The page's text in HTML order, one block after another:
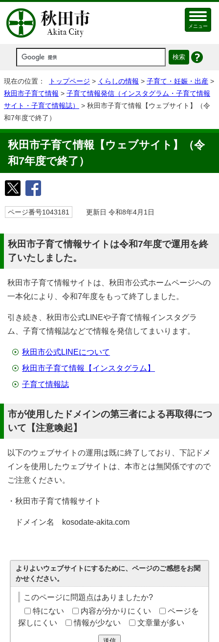
メニュー
現在の位置： トップページ > くらしの情報 > 子育て・妊娠・出産 >
秋田市子育て情報 > 子育て情報発信（インスタグラム・子育て情報
サイト・子育て情報誌）
> 秋田市子育て情報【ウェブサイト】（令
和7年度で終了）
秋田市子育て情報【ウェブサイト】（令
和7年度で終了）
ページ番号1043181 更新日 令和8年4月1日
秋田市子育て情報サイトは令和7年度で運用を終
了いたしました。
秋田市子育て情報サイトは、秋田市公式ホームページへの
一本化により、令和7年度をもって終了しました。
引き続き、秋田市公式LINEや子育て情報インスタグラ
ム、子育て情報誌などで情報を発信してまいります。
秋田市公式LINEについて
秋田市子育て情報【インスタグラム】
子育て情報誌
市が使用したドメインの第三者による再取得につ
いて【注意喚起】
以下のウェブサイトの運用は既に終了しており、下記ドメ
インを使用したウェブサイトは、本市とは無関係ですので
ご注意ください。
・秋田市子育て情報サイト
ドメイン名 kosodate-akita.com
よりよいウェブサイトにするために、ページのご感想をお聞
かせください。
このページに問題点はありましたか?
特にない
内容が分かりにくい
ページを
探しにくい
情報が少ない 文章量が多い